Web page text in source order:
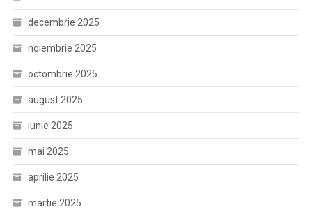
decembrie 2025
noiembrie 2025
octombrie 2025
august 2025
iunie 2025
mai 2025
aprilie 2025
martie 2025